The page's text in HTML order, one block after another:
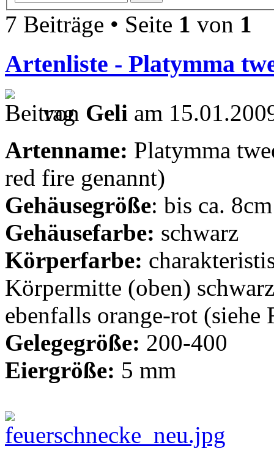
7 Beiträge • Seite 1 von 1
Artenliste - Platymma
von Geli am
Artenname: Platymma
red fire genannt)
Gehäusegröße: bis ca.
Gehäusefarbe: schwarz
Körperfarbe:
Körpermitte (oben)
ebenfalls orange-rot (siehe
Gelegegröße: 200-400
Eiergröße: 5 mm